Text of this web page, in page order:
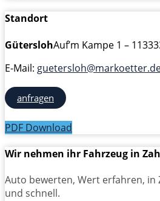
Standort
GüterslohAuf’m Kampe 1 – 11
E-Mail:
anfragen
PDF Download
Wir nehmen ihr Fahrzeug in
Auto bewerten, Wert erfahren, in
und schnell.